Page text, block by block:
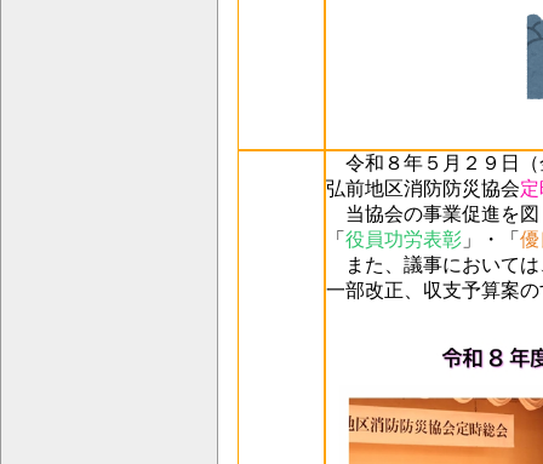
令和８年５月２９日（
弘前地区消防防災協会
当協会の事業促進を図
「 役員功労表彰 」・「 優
また、議事においては
一部改正、収支予算案